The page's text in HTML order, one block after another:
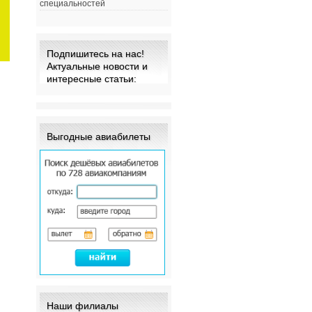
специальностей
Подпишитесь на нас!
Актуальные новости и
интересные статьи:
Выгодные авиабилеты
Наши филиалы